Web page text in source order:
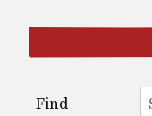
for:
Find